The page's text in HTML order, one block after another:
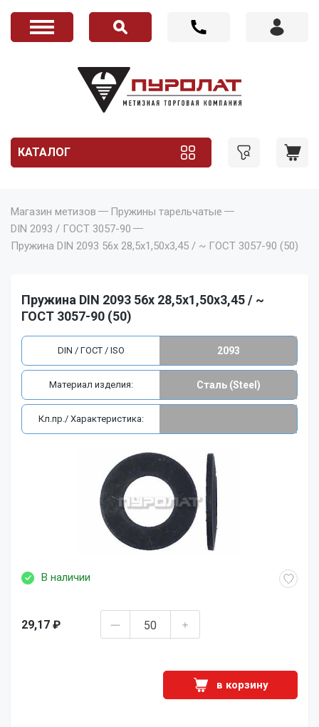
КАТАЛОГ
Магазин метизов
Пружины тарельчатые
DIN 2093 / ГОСТ 3057-90
Пружина DIN 2093 56x 28,5x1,50x3,45 / ~ ГОСТ 3057-90 (50)
Пружина DIN 2093 56x 28,5x1,50x3,45 / ~
ГОСТ 3057-90 (50)
В наличии
29,17 ₽
в корзину
DIN / ГОСТ / ISO 2093
Материал изделия: Сталь (Steel)
Кл.пр./ Характеристика: